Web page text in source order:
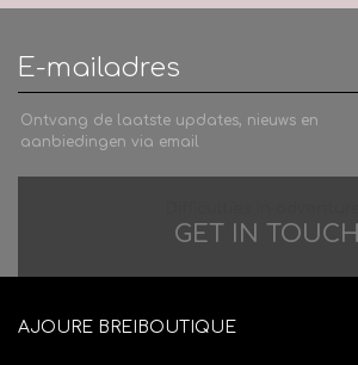
Ontvang de laatste updates, nieuws en
aanbiedingen via email
GET IN TOUCH
AJOURE BREIBOUTIQUE